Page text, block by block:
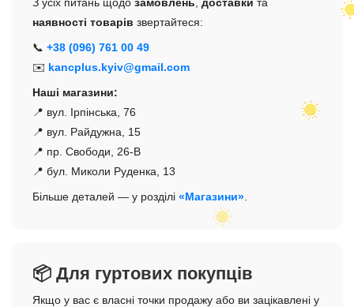
наявності товарів звертайтеся:
📞 +38 (096) 761 00 49
✉️ kancplus.kyiv@gmail.com
Наші магазини:
📍 вул. Ірпінська, 76
📍 вул. Райдужна, 15
📍 пр. Свободи, 26-В
📍 бул. Миколи Руденка, 13
Більше деталей — у розділі «Магазини»
📦 Для гуртових покупців
Якщо у вас є власні точки продажу або ви зацікавлені у